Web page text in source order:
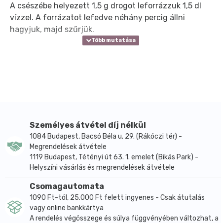
A csészébe helyezett 1,5 g drogot leforrázzuk 1,5 dl
vízzel. A forrázatot lefedve néhány percig állni
hagyjuk, majd szűrjük.
Személyes átvétel díj nélkül
1084 Budapest, Bacsó Béla u. 29. (Rákóczi tér) -
Megrendelések átvétele
1119 Budapest, Tétényi út 63. 1. emelet (Bikás Park) -
Helyszíni vásárlás és megrendelések átvétele
Csomagautomata
1090 Ft-tól, 25.000 Ft felett ingyenes - Csak átutalás
vagy online bankkártya
A rendelés végösszege és súlya függvényében változhat, a